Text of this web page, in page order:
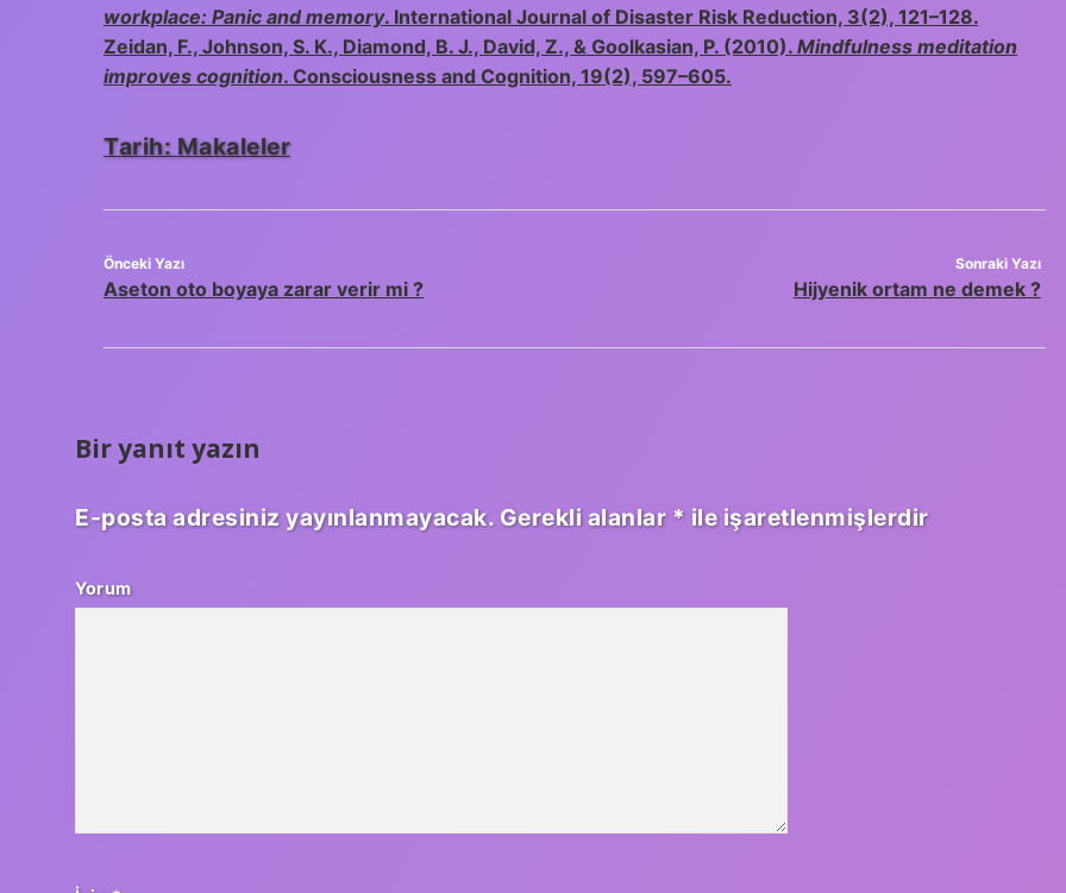
workplace: Panic and memory. International Journal of Disaster Risk Reduction, 3(2), 121–128.
Zeidan, F., Johnson, S. K., Diamond, B. J., David, Z., & Goolkasian, P. (2010). Mindfulness meditation
improves cognition. Consciousness and Cognition, 19(2), 597–605.
Tarih: Makaleler
Önceki Yazı
Aseton oto boyaya zarar verir mi ?
Sonraki Yazı
Hijyenik ortam ne demek ?
Bir yanıt yazın
E-posta adresiniz yayınlanmayacak. Gerekli alanlar * ile işaretlenmişlerdir
Yorum